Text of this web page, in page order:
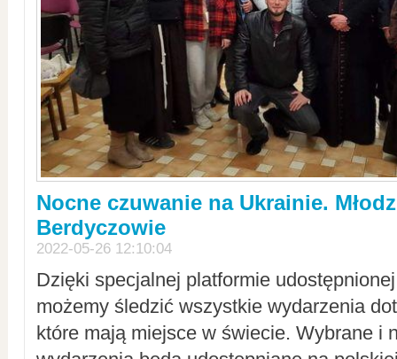
Nocne czuwanie na Ukrainie.
Berdyczowie
2022-05-26 12:10:04
Dzięki specjalnej platformie
możemy śledzić wszystkie wydarzenia
które mają miejsce w świecie. Wybrane i